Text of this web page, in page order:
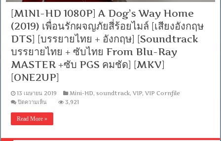
+
อังกฤษ]
[Soundtrack
บรรยาย
ไทย]
[MKV]
[MINI-HD 1080P] A Dog’s Way Home
(2019) เพื่อนรักผจญภัยสี่ร้อยไมล์ [เสียงอังกฤษ
DTS] [บรรยายไทย + อังกฤษ] [Soundtrack
บรรยายไทย + ซับไทย From Blu-Ray
MASTER +ซับ PGS คมชัด] [MKV]
[ONE2UP]
13 เมษายน 2019 Mini-HD, soundtrack,VIP,VIP Cornfile
ปิดความเห็นบน
1080P]
Dog’s
3,921
Read More »